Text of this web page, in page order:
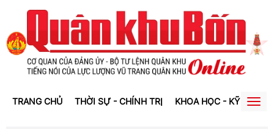
TRANG CHỦ THỜI SỰ - CHÍNH TRỊ KHOA HỌC - KỸ THUẬT